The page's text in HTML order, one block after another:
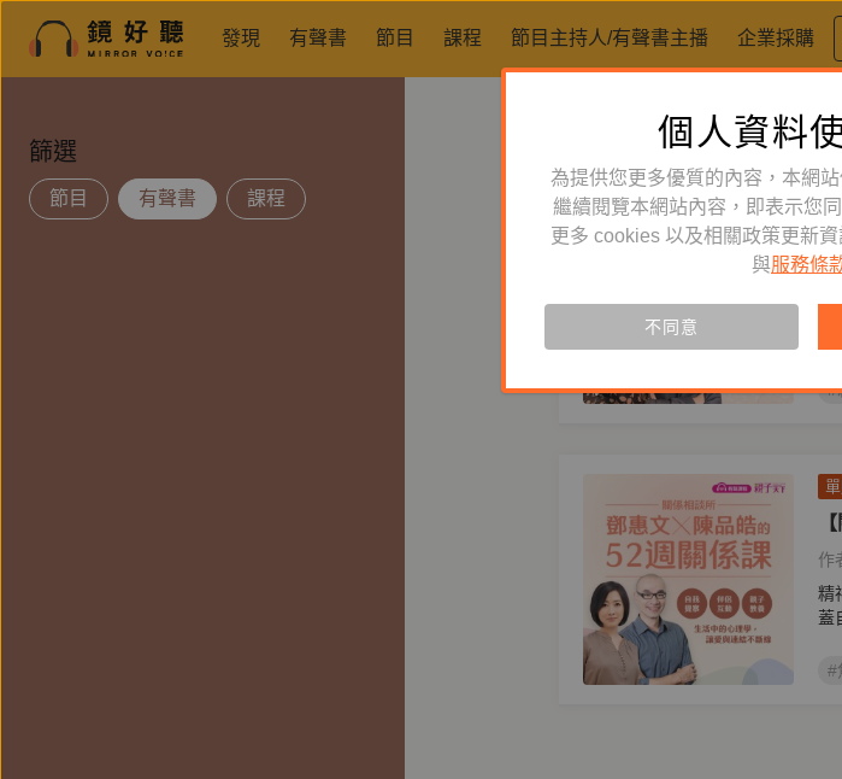
發現 有聲書 節目 課程 節目主持人/有聲書主播 企業採購
篩選
節目 有聲書 課程
課
作
#
作
精
蓋
#
個人資料
為提供您更多優質的內容，本網
繼續閱覽本網站內容，即表示您
更多 cookies 以及相關政策更新
與服務條
不同意